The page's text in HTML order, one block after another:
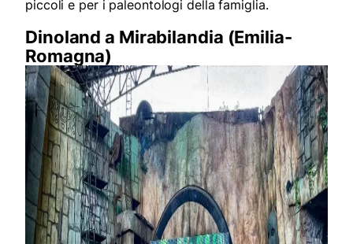
piccoli e per i paleontologi della famiglia.
Dinoland a Mirabilandia (Emilia-
Romagna)